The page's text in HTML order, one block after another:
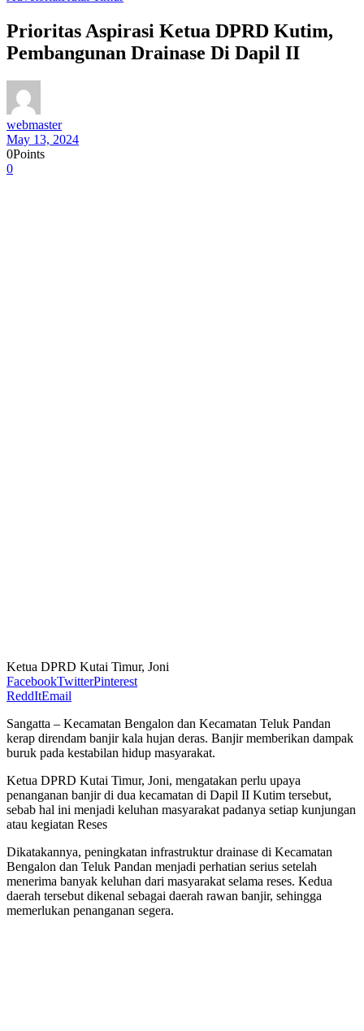
Prioritas Aspirasi Ketua DPRD Kutim,
Pembangunan Drainase Di Dapil II
webmaster
May 13, 2024
0Points
0
Ketua DPRD Kutai Timur, Joni
FacebookTwitterPinterest
ReddItEmail
Sangatta – Kecamatan Bengalon dan Kecamatan Teluk Pandan
kerap direndam banjir kala hujan deras. Banjir memberikan dampak
buruk pada kestabilan hidup masyarakat.
Ketua DPRD Kutai Timur, Joni, mengatakan perlu upaya
penanganan banjir di dua kecamatan di Dapil II Kutim tersebut,
sebab hal ini menjadi keluhan masyarakat padanya setiap kunjungan
atau kegiatan Reses
Dikatakannya, peningkatan infrastruktur drainase di Kecamatan
Bengalon dan Teluk Pandan menjadi perhatian serius setelah
menerima banyak keluhan dari masyarakat selama reses. Kedua
daerah tersebut dikenal sebagai daerah rawan banjir, sehingga
memerlukan penanganan segera.